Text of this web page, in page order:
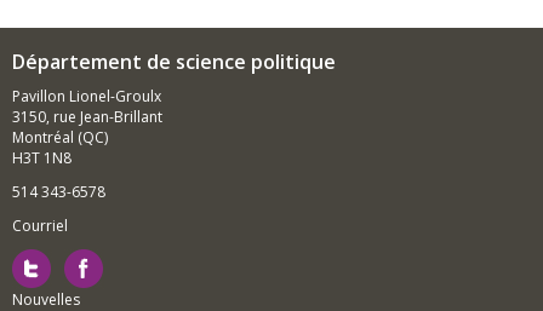
société civile dans les négociations de paix.
Département de science politique
Pavillon Lionel-Groulx
3150, rue Jean-Brillant
Montréal (QC)
H3T 1N8
514 343-6578
Courriel
Nouvelles